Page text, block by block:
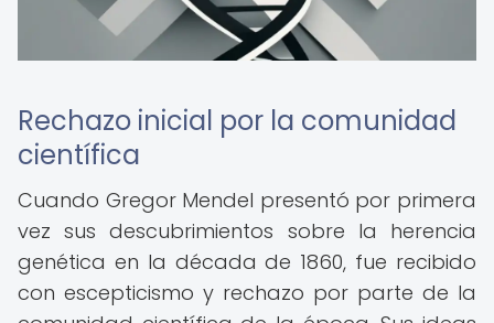
Rechazo inicial por la comunidad
científica
Cuando Gregor Mendel presentó por primera
vez sus descubrimientos sobre la herencia
genética en la década de 1860, fue recibido
con escepticismo y rechazo por parte de la